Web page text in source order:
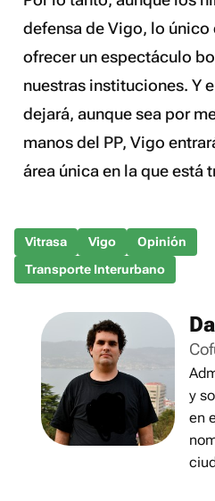
defensa de Vigo, lo único
ofrecer un espectáculo
nuestras instituciones. Y
dejará, aunque sea por
manos del PP, Vigo
área única en la que está
Vitrasa Vigo
Opinión
Transporte Interurbano
y
en